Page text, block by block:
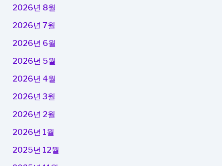
2026년 8월
2026년 7월
2026년 6월
2026년 5월
2026년 4월
2026년 3월
2026년 2월
2026년 1월
2025년 12월